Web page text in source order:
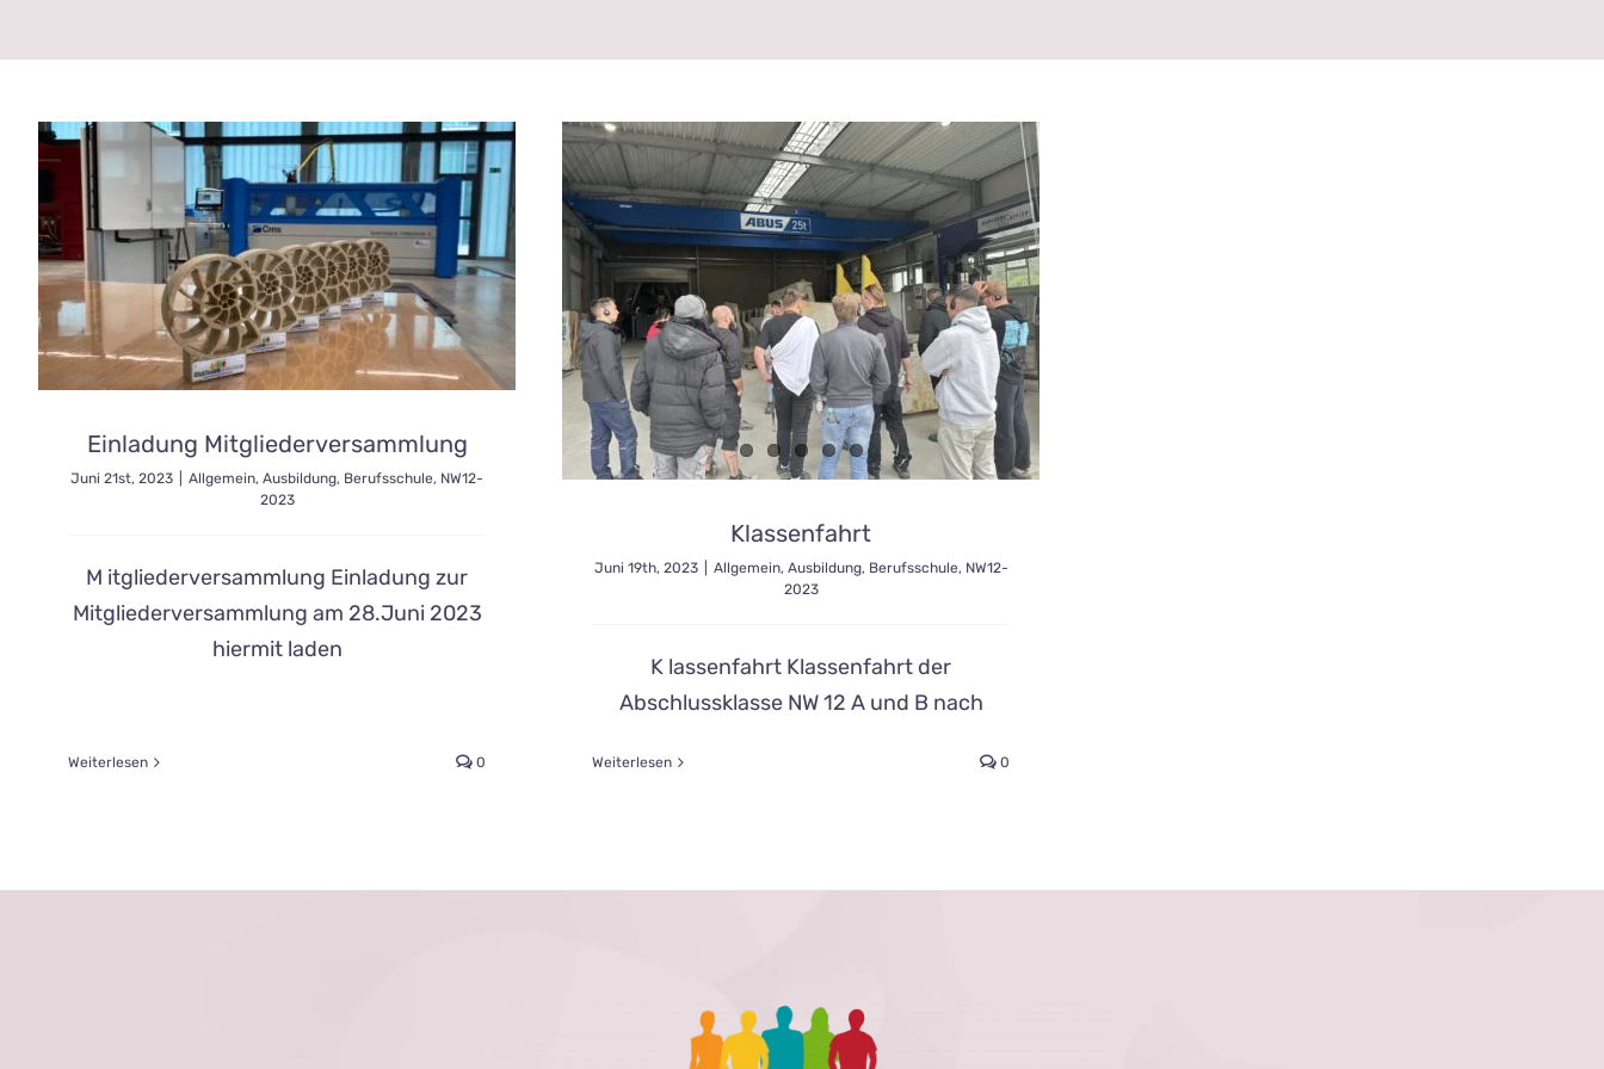
Einladung Mitgliederversammlung
Juni 21st, 2023 Allgemein, Ausbildung, Berufsschule, NW12-
2023
M itgliederversammlung Einladung zur
Mitgliederversammlung am 28.Juni 2023
hiermit laden
Weiterlesen 0
Klassenfahrt
Juni 19th, 2023 Allgemein, Ausbildung, Berufsschule, NW12-
2023
K lassenfahrt Klassenfahrt der
Abschlussklasse NW 12 A und B nach
Weiterlesen 0